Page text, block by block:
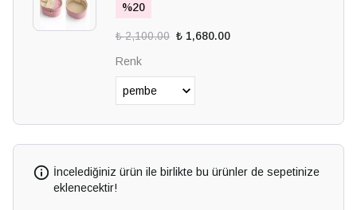
%20
₺ 2,100.00 ₺ 1,680.00
Renk
İncelediğiniz ürün ile birlikte bu ürünler de sepetinize
eklenecektir!